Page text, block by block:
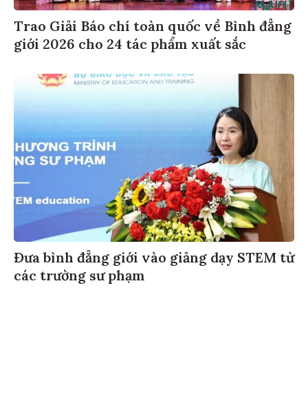
Trao Giải Báo chí toàn quốc về Bình đẳng
giới 2026 cho 24 tác phẩm xuất sắc
Đưa bình đẳng giới vào giảng dạy STEM từ
các trường sư phạm